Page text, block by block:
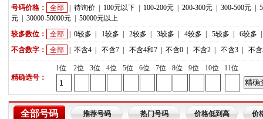
号码价格：
全部 待询价 100元以下 100-200元 200-300元 300-500元
元
30000-50000元
50000元以上
较多数位：
全部 0较多 1较多 2较多 3较多 4较多 5较多 6较多
不含数字：
全部 不含4 不含7 不含4和7 不含0 不含2 不含3 不
精确选号：
1位 2位 3位 4位 5位 6位 7位 8位 9位 10位 11位
全部号码 推荐号码 热门号码 价格低到高 价